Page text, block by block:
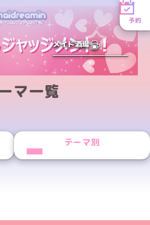
予約
メイド酒場
マ一覧
テーマ別